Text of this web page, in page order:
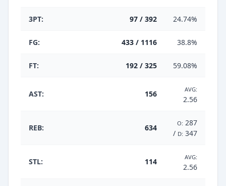
3PT: 97 / 392 24.74%
FG: 433 / 1116 38.8%
FT: 192 / 325 59.08%
AST: 156 AVG:
2.56
REB: 634 O: 287
/ D: 347
STL: 114 AVG:
2.56